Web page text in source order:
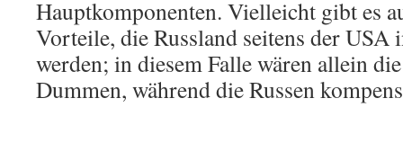
Hauptkomponenten. Vielleicht gibt es
Vorteile, die Russland seitens der USA
werden; in diesem Falle wären allein
Dummen, während die Russen